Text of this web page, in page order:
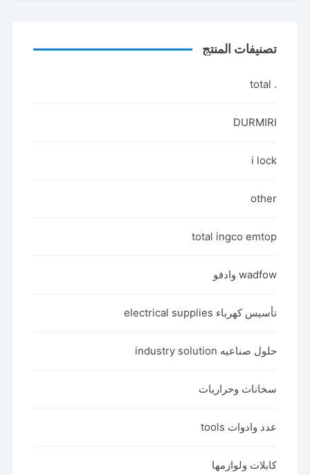
تصنيفات المنتج
. total
DURMIRI
i lock
other
total ingco emtop
wadfow وادفو
تأسيس كهرباء electrical supplies
حلول صناعيه industry solution
سخانات وحراريات
عدد وادوات tools
كابلات ولوازمها